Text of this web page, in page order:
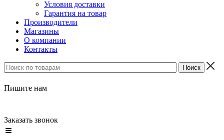
Условия доставки
Гарантия на товар
Производители
Магазины
О компании
Контакты
Пишите нам
Заказать звонок